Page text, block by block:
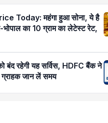
Today: महंगा हुआ सोना, ये है
का 10 ग्राम का लेटेस्ट रेट,
बंद रहेगी यह सर्विस, HDFC बैंक ने
ग्राहक जान लें समय